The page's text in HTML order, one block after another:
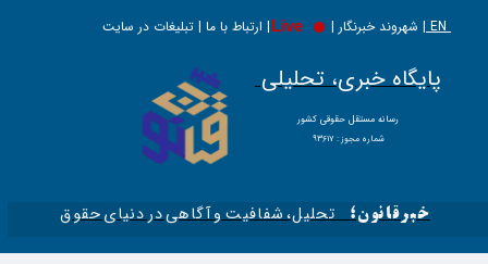
EN | شهروند خبرنگار | | ارتباط با ما | تبلیغات در سایت
Live
پایگاه خبری، تحلیلی
​​​​رسانه مستقل حقوقی کشور
شماره مجوز : ۹۳۶۱۷
خبرقانون؛ تحلیل، شفافیت و آگاهی در دنیای حقوق​​​​​​​